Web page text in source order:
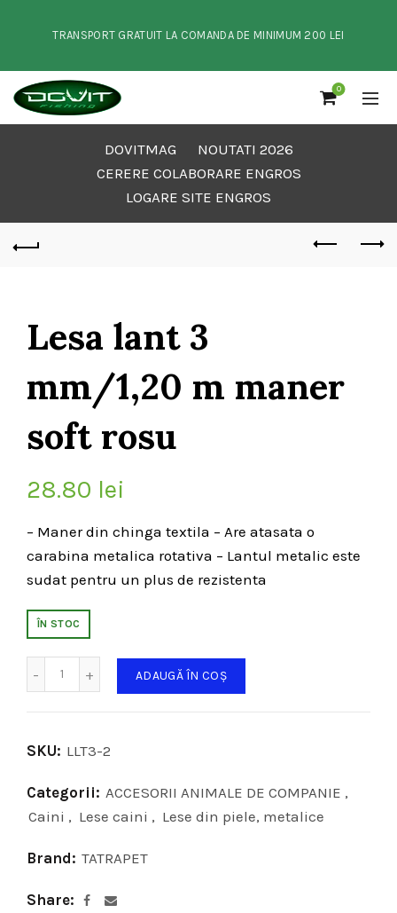
TRANSPORT GRATUIT LA COMANDA DE MINIMUM 200 LEI
0
DOVITMAG
NOUTATI 2026
CERERE COLABORARE ENGROS
LOGARE SITE ENGROS
Lesa lant 3
mm/1,20 m maner
soft rosu
28.80 lei
– Maner din chinga textila – Are atasata o
carabina metalica rotativa – Lantul metalic este
sudat pentru un plus de rezistenta
ÎN STOC
ADAUGĂ ÎN COȘ
SKU: LLT3-2
Categorii: ACCESORII ANIMALE DE COMPANIE ,
Caini , Lese caini , Lese din piele, metalice
Brand: TATRAPET
Share